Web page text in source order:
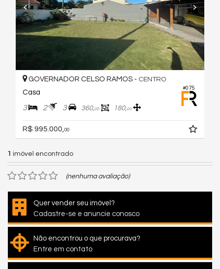
#075
GOVERNADOR CELSO RAMOS - CENTRO
Casa
3 2 3 360,00 180,00
R$ 995.000, 00
1 imóvel encontrado
(nenhuma avaliação)
Quer vender seu imóvel?
Cadastre-se e anuncie conosco
Não encontrou o que procurava?
Entre em contato